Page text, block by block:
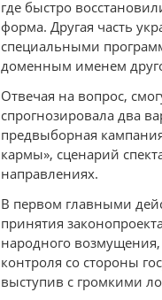
где быстро
форма. Другая часть
специальными
доменным именем
Отвечая на вопрос,
спрогнозировала два
предвыборная
кармы», сценарий
направлениях.
В первом главными
принятия
народного возмущения,
контроля со стороны
выступив с громкими